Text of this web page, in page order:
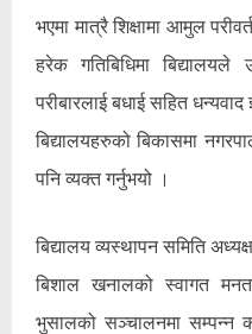
भएमा मात्रै शिक्षामा आमुल
हरेक गतिबिधिमा बिद्यालयले
परीबारलाई बधाई सहित
बिद्यालयहरुको बिकासमा
पनि व्यक्त गर्नुभयो ।
बिद्यालय व्यस्थापन समिति
बिशाल खनालको स्वागत
भुसालको सञ्चालनमा सम्पन्न